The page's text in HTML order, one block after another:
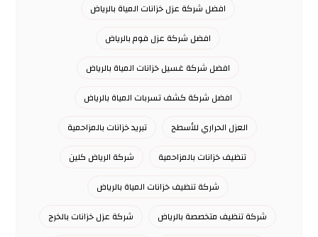
افضل شركة عزل خزانات المياة بالرياض
افضل شركة عزل فوم بالرياض
افضل شركة غسيل خزانات المياة بالرياض
افضل شركة كشف تسربات المياة بالرياض
العزل الحراري للأسطح
تبريد خزانات بالمزاحمية
تنظيف خزانات بالمزاحمية
شركة الرياض كلين
شركة تنظيف خزانات المياة بالرياض
شركة تنظيف متخصصة بالرياض
شركة عزل خزانات بالخرج